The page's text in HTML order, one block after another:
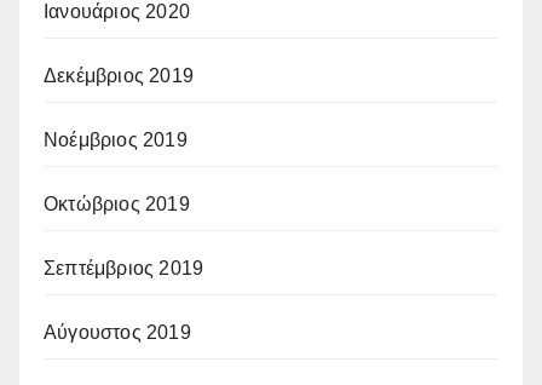
Ιανουάριος 2020
Δεκέμβριος 2019
Νοέμβριος 2019
Οκτώβριος 2019
Σεπτέμβριος 2019
Αύγουστος 2019